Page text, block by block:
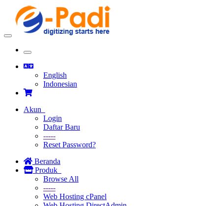
Toggle
Toggle
navigation
English
Indonesian
Akun
Login
Daftar Baru
-----
Reset Password?
Beranda
Produk
Browse All
-----
Web Hosting cPanel